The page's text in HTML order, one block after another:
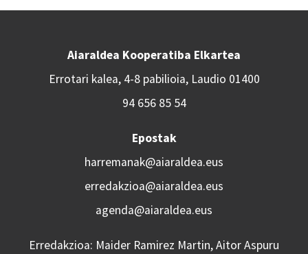
Aiaraldea Kooperatiba Elkartea
Errotari kalea, 4-8 pabilioia, Laudio 01400
94 656 85 54
Epostak
harremanak@aiaraldea.eus
erredakzioa@aiaraldea.eus
agenda@aiaraldea.eus
Erredakzioa: Maider Ramirez Martin, Aitor Aspuru